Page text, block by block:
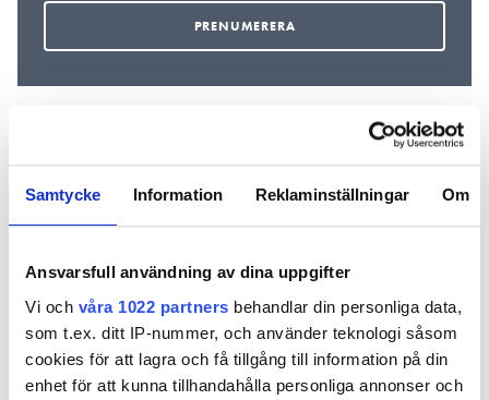
Samtycke Information Reklaminställningar Om
Ansvarsfull användning av dina uppgifter
Vi och våra 1022 partners behandlar din personliga data,
som t.ex. ditt IP-nummer, och använder teknologi såsom
cookies för att lagra och få tillgång till information på din
enhet för att kunna tillhandahålla personliga annonser och
REKOMMENDERADE ARTIKLAR
Miljardbolagets
grundare: ”Det
Måste man
släppa på
Hur
man